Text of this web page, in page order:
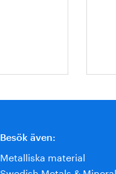
Besök även:
Metalliska material